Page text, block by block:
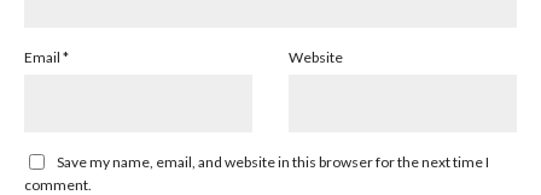
Email * Website
Save my name, email, and website in this browser for the next time I
comment.